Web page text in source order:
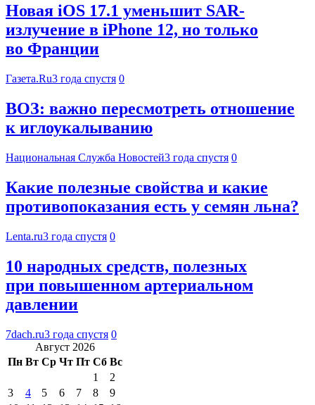
Новая iOS 17.1 уменьшит SAR-
излучение в iPhone 12, но только
во Франции
Газета.Ru3 года спустя 0
ВОЗ: важно пересмотреть отношение
к иглоукалыванию
Национальная Служба Новостей3 года спустя 0
Какие полезные свойства и какие
противопоказания есть у семян льна?
Lenta.ru3 года спустя 0
10 народных средств, полезных
при повышенном артериальном
давлении
7dach.ru3 года спустя 0
Август 2026
Пн Вт Ср Чт Пт Сб Вс
1
2
3
4 5 6 7 8
9